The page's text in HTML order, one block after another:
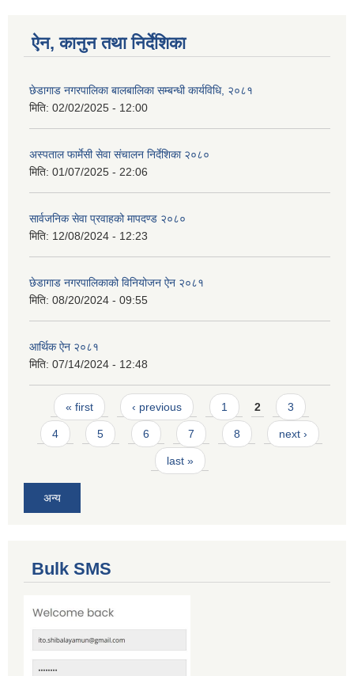
ऐन, कानुन तथा निर्देशिका
छेडागाड नगरपालिका बालबालिका सम्बन्धी कार्यविधि, २०८१
मिति: 02/02/2025 - 12:00
अस्पताल फार्मेसी सेवा संचालन निर्देशिका २०८०
मिति: 01/07/2025 - 22:06
सार्वजनिक सेवा प्रवाहको मापदण्ड २०८०
मिति: 12/08/2024 - 12:23
छेडागाड नगरपालिकाको विनियोजन ऐन २०८१
मिति: 08/20/2024 - 09:55
आर्थिक ऐन २०८१
मिति: 07/14/2024 - 12:48
Pages
« first ‹ previous 1 2 3
4 5 6 7 8 next ›
last »
अन्य
Bulk SMS